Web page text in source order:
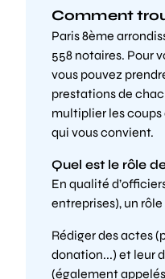
Comment
Paris 8ème
558 notaires. Pour
vous pouvez
prestations de
multiplier les coups
qui vous convient.
Quel est le rôle
En qualité
entreprises), un
Rédiger des actes
donation...) et leur
(également